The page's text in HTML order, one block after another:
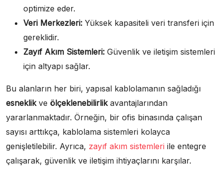
optimize eder.
Veri Merkezleri: Yüksek kapasiteli veri transferi için
gereklidir.
Zayıf Akım Sistemleri: Güvenlik ve iletişim sistemleri
için altyapı sağlar.
Bu alanların her biri, yapısal kablolamanın sağladığı
esneklikve ölçeklenebilirlikavantajlarından
yararlanmaktadır. Örneğin, bir ofis binasında çalışan
sayısı arttıkça, kablolama sistemleri kolayca
genişletilebilir. Ayrıca, zayıf akım sistemleri ile entegre
çalışarak, güvenlik ve iletişim ihtiyaçlarını karşılar.